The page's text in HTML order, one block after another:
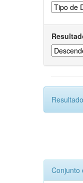
Conjunto